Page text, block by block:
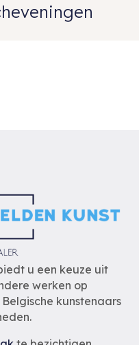
u een keuze uit
werken op
kunstenaars